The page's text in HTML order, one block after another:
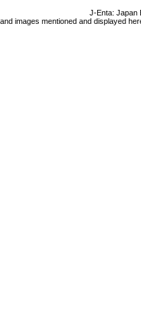
J-Enta: Japan
images mentioned and displayed